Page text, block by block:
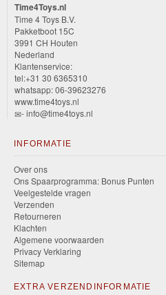
Time4Toys.nl
Time 4 Toys B.V.
Pakketboot 15C
3991 CH Houten
Nederland
Klantenservice:
tel:+31 30 6365310
whatsapp: 06-39623276
www.time4toys.nl
- info@time4toys.nl
INFORMATIE
Over ons
Ons Spaarprogramma: Bonus Punten
Veelgestelde vragen
Verzenden
Retourneren
Klachten
Algemene voorwaarden
Privacy Verklaring
Sitemap
EXTRA VERZENDINFORMATIE